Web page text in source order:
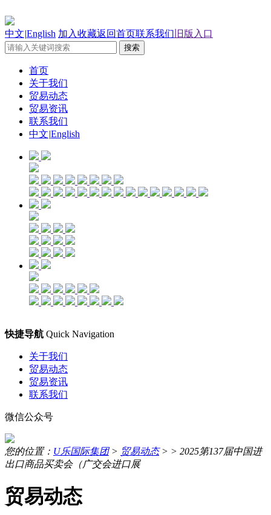
中文|English 加入收藏返回首页联系我们 旧版入口
首页
关于我们
贸易动态
贸易资讯
联系我们
中文|English
快捷导航 Quick Navigation
关于我们
贸易动态
贸易资讯
联系我们
微信公众号
您的位置： U乐国际集团> 贸易动态> > 2025第137届中国进
出口商品买卖会（广交会进口展
贸易动态